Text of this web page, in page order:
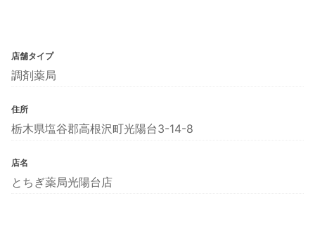
店舗タイプ
調剤薬局
住所
栃木県塩谷郡高根沢町光陽台3-14-8
店名
とちぎ薬局光陽台店